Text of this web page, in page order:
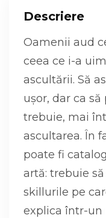
Descriere
Oamenii aud
ceea ce i-a
ascultării. Să
ușor, dar ca
trebuie, mai
ascultarea. În
poate fi
artă: trebuie
skillurile pe
explica într-un